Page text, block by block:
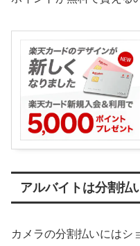
アルバイトは分割払
カメラの分割払いにはシ